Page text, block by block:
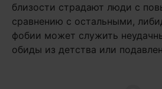
близости страдают люди с
сравнению с остальными,
фобии может служить
обиды из детства или